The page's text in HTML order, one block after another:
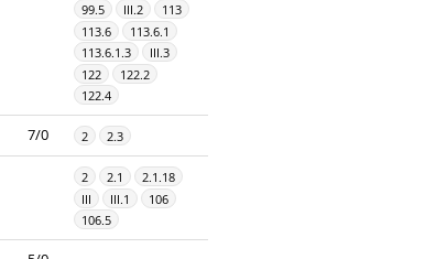
99.5
III.2
113
113.6
113.6.1
113.6.1.3
III.3
122
122.2
122.4
7/0 2 2.3
2 2.1
2.1.18
III
III.1
106
106.5